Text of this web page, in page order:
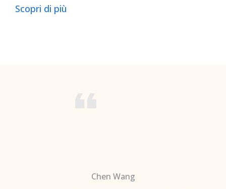
Scopri di più
Chen Wang